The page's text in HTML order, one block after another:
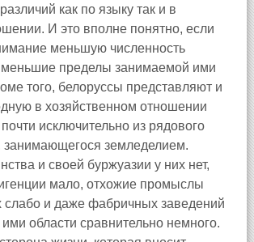
как по языку так и в
И это вполне понятно, если
меньшую численность
меньшие пределы занимаемой ими
того, белоруссы представляют и
в хозяйственном отношении
исключительно из рядового
занимающегося земледелием.
и своей буржуазии у них нет,
мало, отхожие промыслы
слабо и даже фабричных заведений
области сравнительно немного.